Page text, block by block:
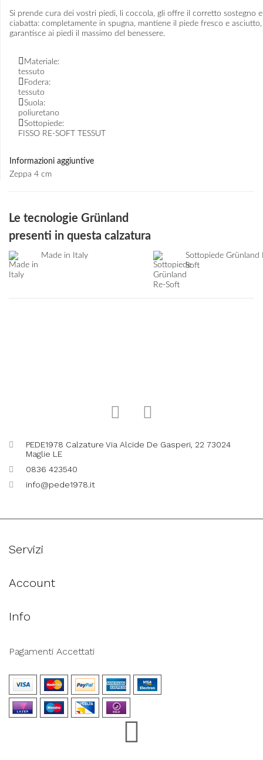
Si prende cura dei vostri piedi, li coccola, gli offre il corretto sostegno
ciabatta: completamente in spugna, mantiene il piede fresco e
garantisce ai piedi il massimo del benessere.
Materiale:
tessuto
Fodera:
tessuto
Suola:
poliuretano
Sottopiede:
FISSO RE-SOFT TESSUT
Informazioni aggiuntive
Zeppa 4 cm
Le tecnologie Grünland
presenti in questa calzatura
Made in Italy
Sottopiede Grünland
Soft
PEDE1978 Calzature Via Alcide De Gasperi, 22 73024
Maglie LE
0836 423540
info@pede1978.it
Servizi
Account
Info
Pagamenti Accettati